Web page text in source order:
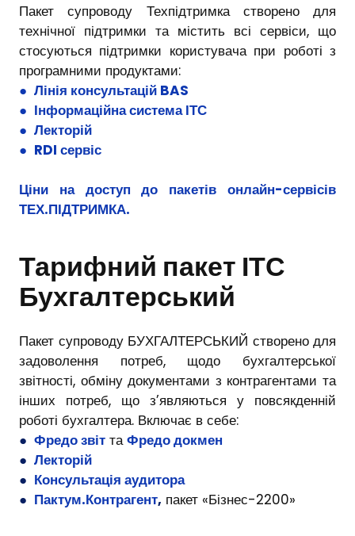
Пакет супроводу Техпідтримка створено для
технічної підтримки та містить всі сервіси, що
стосуються підтримки користувача при роботі з
програмними продуктами:
● Лінія консультацій BAS
● Інформаційна система ІТС
● Лекторій
● RDI сервіс
Ціни на доступ до пакетів онлайн-сервісів
ТЕХ.ПІДТРИМКА.
Тарифний пакет ІТС
Бухгалтерський
Пакет супроводу БУХГАЛТЕРСЬКИЙ створено для
задоволення потреб, щодо бухгалтерської
звітності, обміну документами з контрагентами та
інших потреб, що з’являються у повсякденній
роботі бухгалтера. Включає в себе:
● Фредо звіт та Фредо докмен
● Лекторій
● Консультація аудитора
● Пактум.Контрагент, пакет «Бізнес-2200»